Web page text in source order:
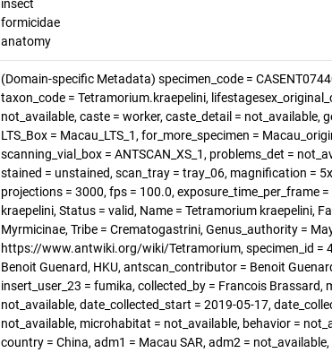
insect
formicidae
anatomy
(Domain-specific Metadata) specimen_code =
taxon_code = Tetramorium.kraepelini,
not_available, caste = worker, caste_detail = not_available,
LTS_Box = Macau_LTS_1, for_more_specimen =
scanning_vial_box = ANTSCAN_XS_1, problems_det =
stained = unstained, scan_tray = tray_06, magnification =
projections = 3000, fps = 100.0, exposure_time_per_frame
kraepelini, Status = valid, Name = Tetramorium kraepelini,
Myrmicinae, Tribe = Crematogastrini, Genus_authority =
https://www.antwiki.org/wiki/Tetramorium, specimen_id =
Benoit Guenard, HKU, antscan_contributor = Benoit
insert_user_23 = fumika, collected_by = Francois Brassard,
not_available, date_collected_start = 2019-05-17,
not_available, microhabitat = not_available, behavior =
country = China, adm1 = Macau SAR, adm2 =